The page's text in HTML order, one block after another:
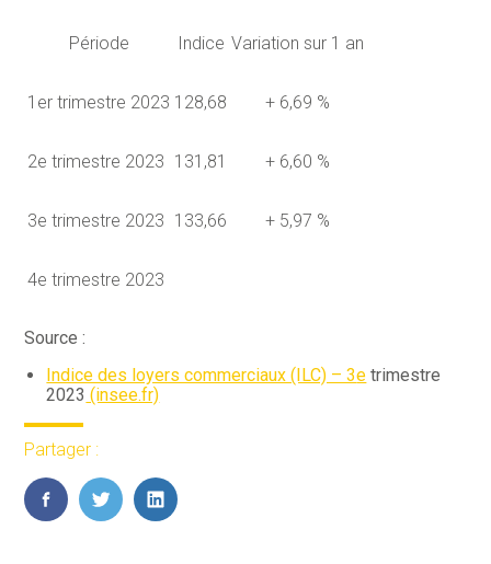
Période Indice Variation sur 1 an
1er trimestre 2023 128,68 + 6,69 %
2e trimestre 2023 131,81 + 6,60 %
3e trimestre 2023 133,66 + 5,97 %
4e trimestre 2023
Source :
Indice des loyers commerciaux (ILC) – 3e trimestre
2023 (insee.fr)
Partager :
FaceBook
TwitterLinkedIn